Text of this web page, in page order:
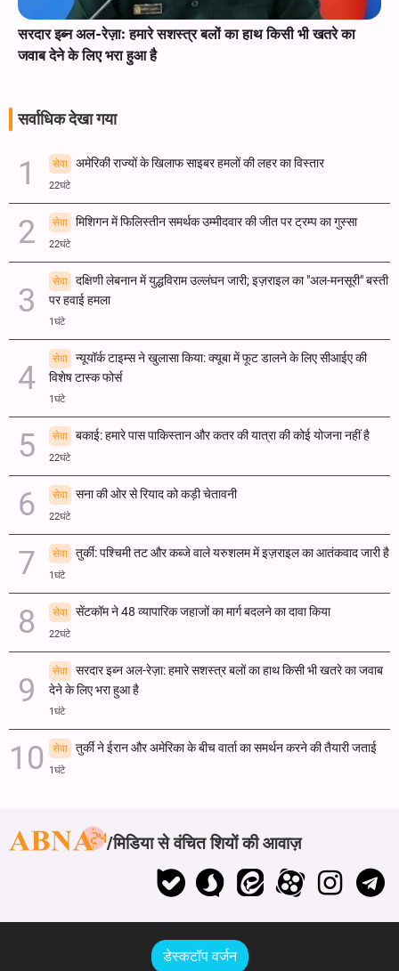
सरदार इब्न अल-रेज़ा: हमारे सशस्त्र बलों का हाथ किसी भी खतरे का
जवाब देने के लिए भरा हुआ है
सर्वाधिक देखा गया
सेवा अमेरिकी राज्यों के खिलाफ साइबर हमलों की लहर का विस्तार
22घंटे
सेवा मिशिगन में फिलिस्तीन समर्थक उम्मीदवार की जीत पर ट्रम्प का गुस्सा
22घंटे
सेवा
दक्षिणी लेबनान में युद्धविराम उल्लंघन जारी; इज़राइल का "अल-मनसूरी" बस्ती
पर हवाई हमला
1घंटे
सेवा
न्यूयॉर्क टाइम्स ने खुलासा किया: क्यूबा में फूट डालने के लिए सीआईए की
विशेष टास्क फोर्स
1घंटे
सेवा बकाई: हमारे पास पाकिस्तान और कतर की यात्रा की कोई योजना नहीं है
22घंटे
सेवा सना की ओर से रियाद को कड़ी चेतावनी
22घंटे
सेवा तुर्की: पश्चिमी तट और कब्जे वाले यरुशलम में इज़राइल का आतंकवाद जारी है
1घंटे
सेवा सेंटकॉम ने 48 व्यापारिक जहाजों का मार्ग बदलने का दावा किया
22घंटे
सेवा
सरदार इब्न अल-रेज़ा: हमारे सशस्त्र बलों का हाथ किसी भी खतरे का जवाब
देने के लिए भरा हुआ है
1घंटे
सेवा तुर्की ने ईरान और अमेरिका के बीच वार्ता का समर्थन करने की तैयारी जताई
1घंटे
मिडिया से वंचित शियों की आवाज़
डेस्कटॉप वर्जन